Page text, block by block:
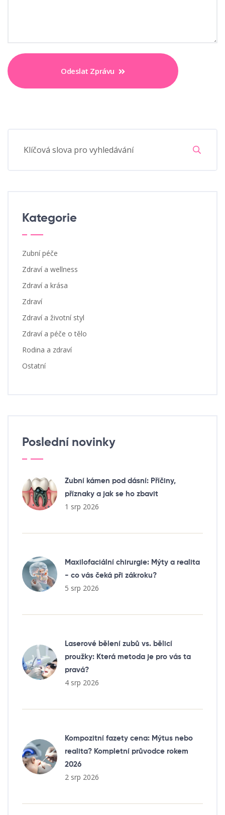
Odeslat Zprávu
Kategorie
Zubní péče
Zdraví a wellness
Zdraví a krása
Zdraví
Zdraví a životní styl
Zdraví a péče o tělo
Rodina a zdraví
Ostatní
Poslední novinky
Zubní kámen pod dásní: Příčiny,
příznaky a jak se ho zbavit
1 srp 2026
Maxilofaciální chirurgie: Mýty a realita
- co vás čeká při zákroku?
5 srp 2026
Laserové bělení zubů vs. bělicí
proužky: Která metoda je pro vás ta
pravá?
4 srp 2026
Kompozitní fazety cena: Mýtus nebo
realita? Kompletní průvodce rokem
2026
2 srp 2026